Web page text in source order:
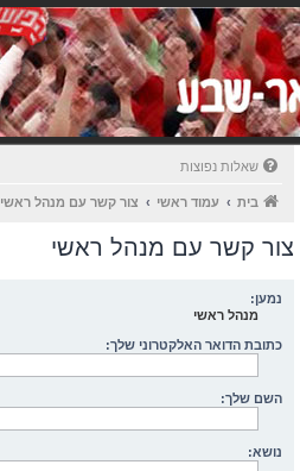
שאלות נפוצות
בית עמוד ראשי צור קשר עם מנהל ראשי
צור קשר עם מנהל ראשי
נמען:
מנהל ראשי
כתובת הדואר האלקטרוני שלך:
השם שלך:
נושא: